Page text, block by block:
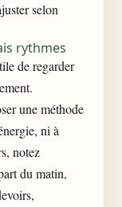
selon
rythmes
de regarder
une méthode
ni à
notez
du matin,